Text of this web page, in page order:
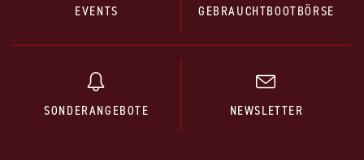
EVENTS GEBRAUCHTBOOTBÖRSE
SONDERANGEBOTE NEWSLETTER